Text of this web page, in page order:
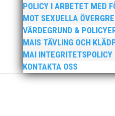
POLICY I ARBETET MED
MOT SEXUELLA
VÄRDEGRUND &
MAIS TÄVLING OCH
MAI INTEGRITETSPOLICY
KONTAKTA OSS
Nu är hösten här och för